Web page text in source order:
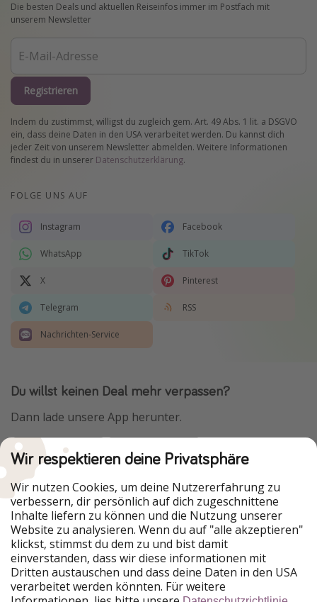
Die besten Deals und aktuellen Reiseinfos immer im Postfach mit
unserem Newsletter
Registrieren
Indem du zustimmst, willigst du zugleich gem. Art. 49 Abs. 1 lit. a DSGVO
ein, dass deine Daten in den USA verarbeitet werden. Du kannst dich
jeder Zeit von unserem Newsletter abmelden. Weitere Informationen
findest du in unserer Datenschutzerklärung.
FOLGE UNS AUF
Instagram Facebook
WhatsApp TikTok
X Pinterest
Telegram RSS
Nachrichten-Service
Du willst keinen Deal mehr verpassen?
Dann lade unsere App herunter.
Urlaubspiraten ist Teil der HolidayPirates Group
Unsere Märkte
PiratinViaggio
HolidayPirates
VakantiePiraten
WakacyjniPiraci
VoyagesPirates
Ferienpiraten
Urlaubspiraten
ViajerosPiratas
TravelPirates
Wir respektieren deine Privatsphäre
Wir nutzen Cookies, um deine Nutzererfahrung zu
verbessern, dir persönlich auf dich zugeschnittene
Inhalte liefern zu können und die Nutzung unserer
Website zu analysieren. Wenn du auf "alle akzeptieren"
klickst, stimmst du dem zu und bist damit
einverstanden, dass wir diese informationen mit
Dritten austauschen und dass deine Daten in den USA
verarbeitet werden könnten. Für weitere